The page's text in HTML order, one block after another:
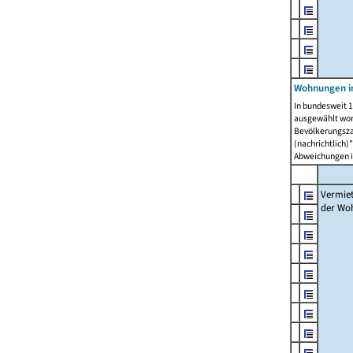
Wohnungen
In bundesweit
ausgewählt
Abweichungen
der